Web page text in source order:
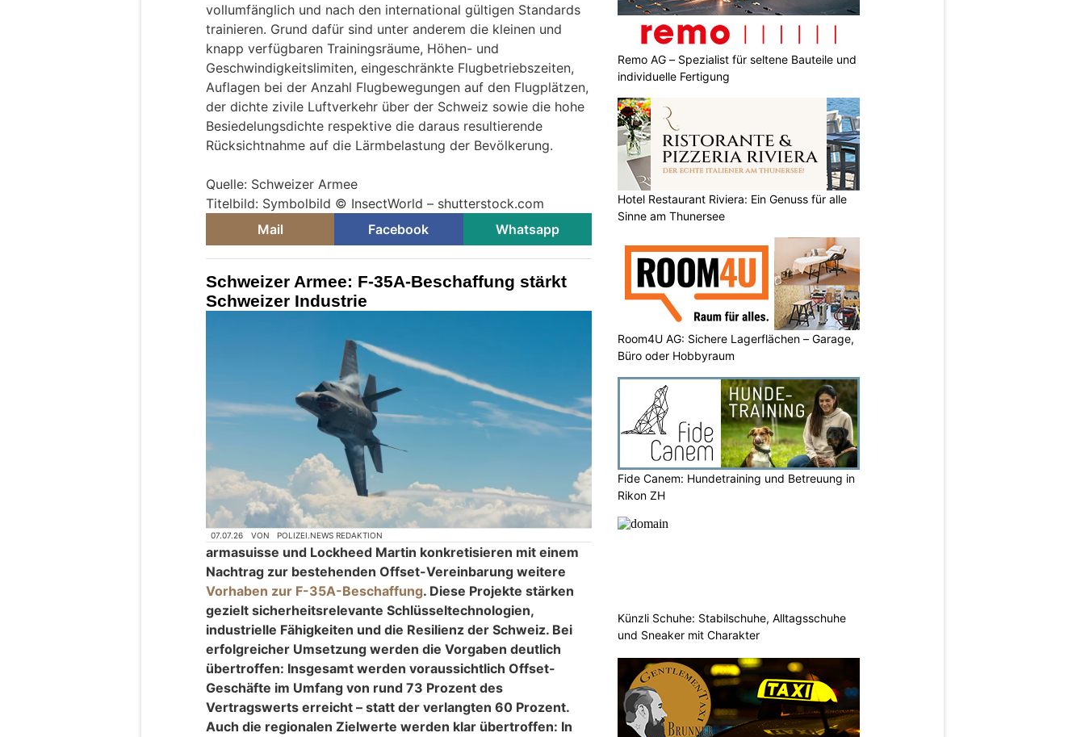
vollumfänglich und nach den international gültigen Standards
trainieren. Grund dafür sind unter anderem die kleinen und
knapp verfügbaren Trainingsräume, Höhen- und
Geschwindigkeitslimiten, eingeschränkte Flugbetriebszeiten,
Auflagen bei der Anzahl Flugbewegungen auf den Flugplätzen,
der dichte zivile Luftverkehr über der Schweiz sowie die hohe
Besiedelungsdichte respektive die daraus resultierende
Rücksichtnahme auf die Lärmbelastung der Bevölkerung.
Quelle: Schweizer Armee
Titelbild: Symbolbild © InsectWorld – shutterstock.com
Mail
Facebook Whatsapp
Schweizer Armee: F-35A-Beschaffung stärkt
Schweizer Industrie
07.07.26 VON POLIZEI.NEWS REDAKTION
armasuisse und Lockheed Martin konkretisieren mit einem
Nachtrag zur bestehenden Offset-Vereinbarung weitere
Vorhaben zur F-35A-Beschaffung. Diese Projekte stärken
gezielt sicherheitsrelevante Schlüsseltechnologien,
industrielle Fähigkeiten und die Resilienz der Schweiz. Bei
erfolgreicher Umsetzung werden die Vorgaben deutlich
übertroffen: Insgesamt werden voraussichtlich Offset-
Geschäfte im Umfang von rund 73 Prozent des
Vertragswerts erreicht – statt der verlangten 60 Prozent.
Auch die regionalen Zielwerte werden klar übertroffen: In
Remo AG – Spezialist für seltene Bauteile und
individuelle Fertigung
Hotel Restaurant Riviera: Ein Genuss für alle
Sinne am Thunersee
Room4U AG: Sichere Lagerflächen – Garage,
Büro oder Hobbyraum
Fide Canem: Hundetraining und Betreuung in
Rikon ZH
Künzli Schuhe: Stabilschuhe, Alltagsschuhe
und Sneaker mit Charakter